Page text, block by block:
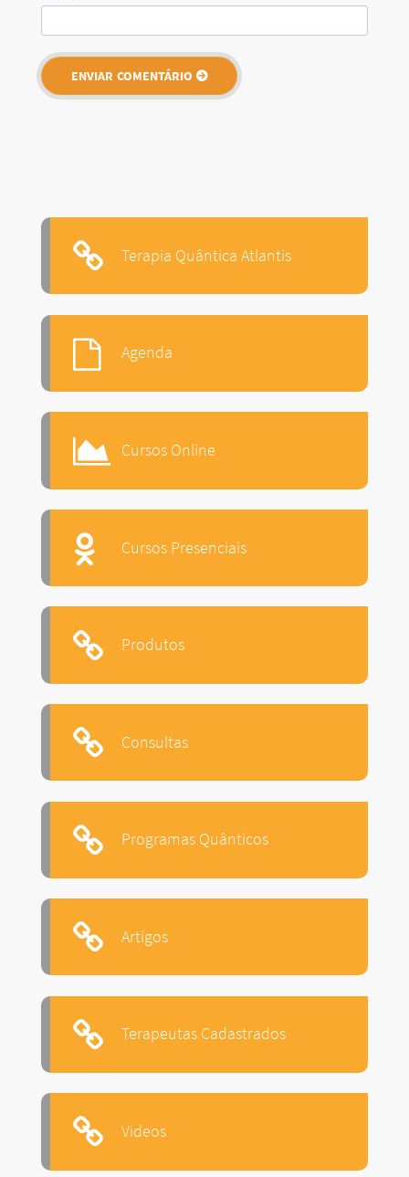
Terapia Quântica Atlantis
Agenda
Cursos Online
Cursos Presenciais
Produtos
Consultas
Programas Quânticos
Artigos
Terapeutas Cadastrados
Videos